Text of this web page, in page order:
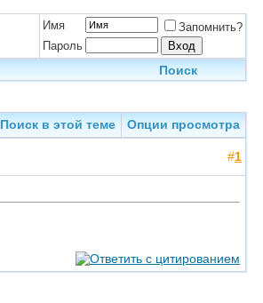
Имя
Запомнить?
Пароль
Поиск
Поиск в этой теме
Опции просмотра
#1